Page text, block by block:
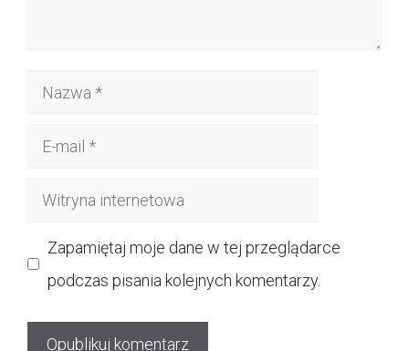
Nazwa
Witryna
Zapamiętaj moje dane w tej przeglądarce
podczas pisania kolejnych komentarzy.